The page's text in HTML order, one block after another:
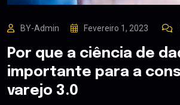
BY-Admin Fevereiro 1, 2023
Por que a ciência de
importante para a
varejo 3.0